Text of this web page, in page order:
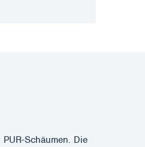
Schäumen. Die